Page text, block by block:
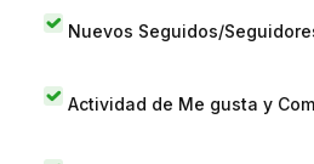
Nuevos Seguidos/
Actividad de Me gusta y